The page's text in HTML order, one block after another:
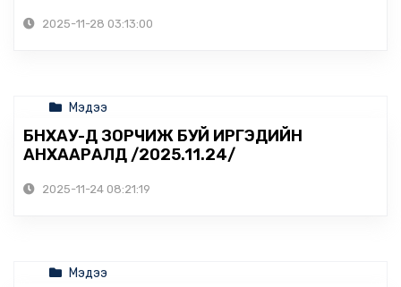
2025-11-28 03:13:00
Мэдээ
БНХАУ-Д ЗОРЧИЖ БУЙ ИРГЭДИЙН
АНХААРАЛД /2025.11.24/
2025-11-24 08:21:19
Мэдээ